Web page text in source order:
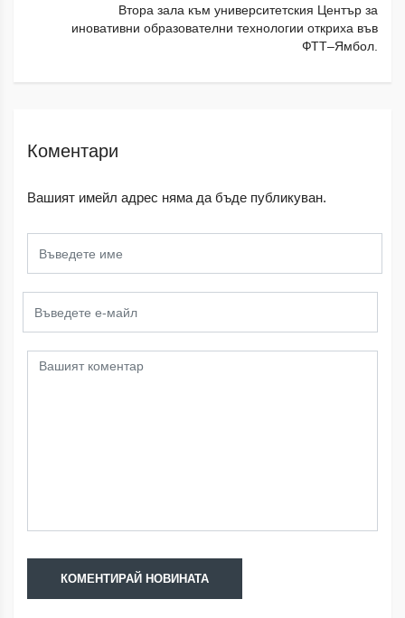
Втора зала към университетския Център за
иновативни образователни технологии откриха във
ФТТ–Ямбол.
Коментари
Вашият имейл адрес няма да бъде публикуван.